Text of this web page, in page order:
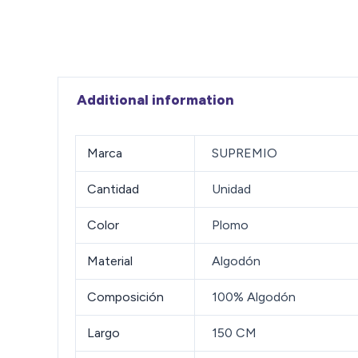
Additional information
Marca SUPREMIO
Cantidad Unidad
Color Plomo
Material Algodón
Composición 100% Algodón
Largo 150 CM